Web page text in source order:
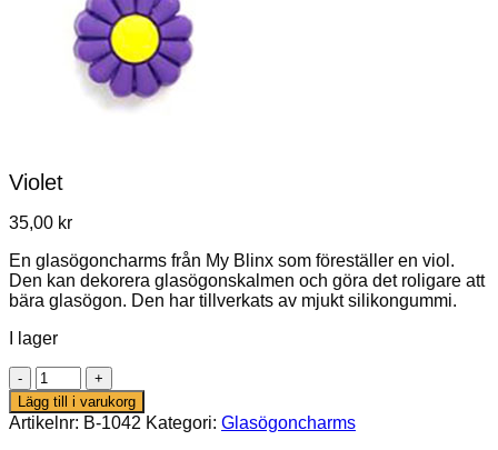
Violet
35,00 kr
En glasögoncharms från My Blinx som föreställer en viol.
Den kan dekorera glasögonskalmen och göra det roligare att
bära glasögon. Den har tillverkats av mjukt silikongummi.
I lager
Violet
mängd
Lägg till i varukorg
Artikelnr: B-1042 Kategori: Glasögoncharms